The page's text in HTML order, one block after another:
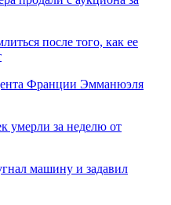
после того, как ее
Франции Эмманюэля
умерли за неделю от
машину и задавил